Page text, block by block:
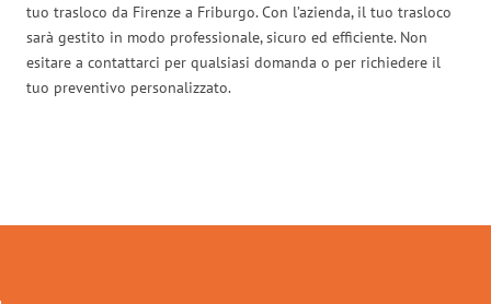
tuo trasloco da Firenze a Friburgo. Con l’azienda, il tuo trasloco
sarà gestito in modo professionale, sicuro ed efficiente. Non
esitare a contattarci per qualsiasi domanda o per richiedere il
tuo preventivo personalizzato.